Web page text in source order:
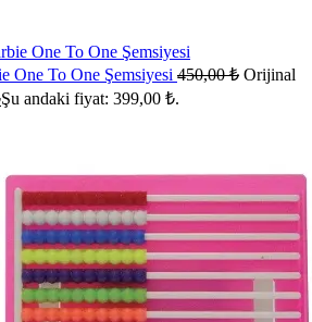
One To One Şemsiyesi 450,00₺ Orijinal
Şu andaki fiyat: 399,00 ₺.